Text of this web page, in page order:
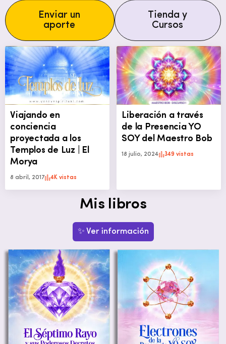
Enviar un
aporte
Tienda y
Cursos
Viajando en
conciencia
proyectada a los
Templos de Luz | El
Morya
8 abril, 2017 4K vistas
Liberación a través
de la Presencia YO
SOY del Maestro Bob
18 julio, 2024 349 vistas
Mis libros
✨ Ver información